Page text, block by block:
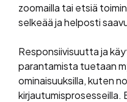
zoomailla tai etsiä
selkeää ja helposti
Responsiivisuutta ja
parantamista tuetaan
ominaisuuksilla, kuten
kirjautumisprosesseilla.